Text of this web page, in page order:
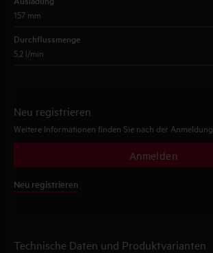
157 mm
Durchflussmenge
5,2 l/min
Neu registrieren
Weitere Informationen finden Sie nach der Anmeldung.
Anmelden
Neu registrieren
Technische Daten und Produktvarianten